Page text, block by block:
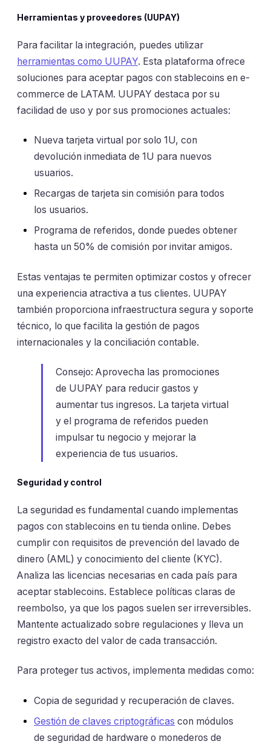
Herramientas y proveedores (UUPAY)
Para facilitar la integración, puedes utilizar
herramientas como UUPAY. Esta plataforma ofrece
soluciones para aceptar pagos con stablecoins en e-
commerce de LATAM. UUPAY destaca por su
facilidad de uso y por sus promociones actuales:
Nueva tarjeta virtual por solo 1U, con
devolución inmediata de 1U para nuevos
usuarios.
Recargas de tarjeta sin comisión para todos
los usuarios.
Programa de referidos, donde puedes obtener
hasta un 50% de comisión por invitar amigos.
Estas ventajas te permiten optimizar costos y ofrecer
una experiencia atractiva a tus clientes. UUPAY
también proporciona infraestructura segura y soporte
técnico, lo que facilita la gestión de pagos
internacionales y la conciliación contable.
Consejo: Aprovecha las promociones
de UUPAY para reducir gastos y
aumentar tus ingresos. La tarjeta virtual
y el programa de referidos pueden
impulsar tu negocio y mejorar la
experiencia de tus usuarios.
Seguridad y control
La seguridad es fundamental cuando implementas
pagos con stablecoins en tu tienda online. Debes
cumplir con requisitos de prevención del lavado de
dinero (AML) y conocimiento del cliente (KYC).
Analiza las licencias necesarias en cada país para
aceptar stablecoins. Establece políticas claras de
reembolso, ya que los pagos suelen ser irreversibles.
Mantente actualizado sobre regulaciones y lleva un
registro exacto del valor de cada transacción.
Para proteger tus activos, implementa medidas como:
Copia de seguridad y recuperación de claves.
Gestión de claves criptográficas con módulos
de seguridad de hardware o monederos de